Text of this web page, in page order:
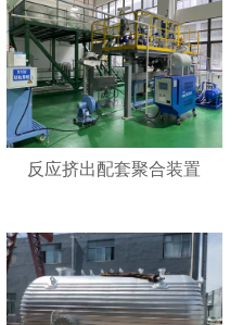
反应挤出配套聚合装置